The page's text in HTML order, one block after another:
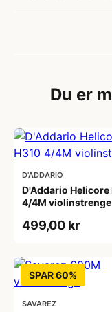
Du er
D'ADDARIO
D'Addario Helicore
4/4M violinstrenge
499,00 kr
SPAR 60%
SAVAREZ